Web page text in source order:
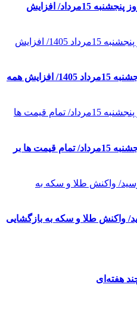
قیمت طلا، دلار و سکه امروز پنجشنبه 15مرداد/ افزایش
قیمت طلا و سکه امروز پنجشنبه 15مرداد 1405/ افزایش همه
قیمت طلا و سکه امروز پنجشنبه 15مرداد/ تمام قیمت ها بر
واکنش طلا و سکه به بازگشایی
هفته‌ای